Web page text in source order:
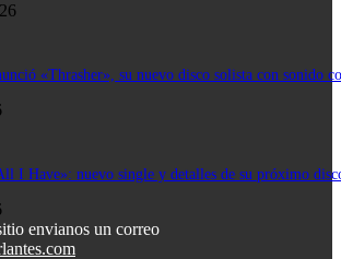
«Thrasher», su nuevo disco solista con sonido
I Have»: nuevo single y detalles de su próximo
envianos un correo